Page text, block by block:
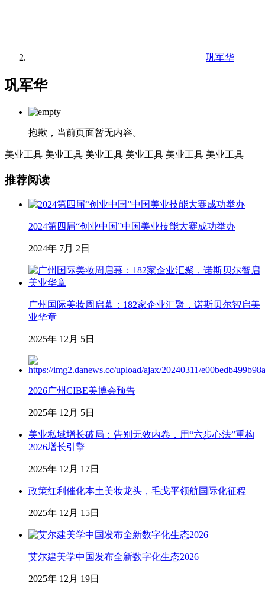
巩军华
巩军华
抱歉，当前页面暂无内容。
美业工具 美业工具 美业工具 美业工具 美业工具 美业工具
推荐阅读
2024第四届“创业中国”中国美业技能大赛成功举办
2024年 7月 2日
广州国际美妆周启幕：182家企业汇聚，诺斯贝尔智启美
业华章
2025年 12月 5日
2026广州CIBE美博会预告
2025年 12月 5日
美业私域增长破局：告别无效内卷，用“六步心法”重构
2026增长引擎
2025年 12月 17日
政策红利催化本土美妆龙头，毛戈平领航国际化征程
2025年 12月 15日
艾尔建美学中国发布全新数字化生态2026
2025年 12月 19日